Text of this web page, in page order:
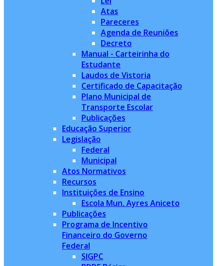
Atas
Pareceres
Agenda de Reuniões
Decreto
Manual - Carteirinha do
Estudante
Laudos de Vistoria
Certificado de Capacitação
Plano Municipal de
Transporte Escolar
Publicações
Educação Superior
Legislação
Federal
Municipal
Atos Normativos
Recursos
Instituições de Ensino
Escola Mun. Ayres Aniceto
Publicações
Programa de Incentivo
Financeiro do Governo
Federal
SIGPC